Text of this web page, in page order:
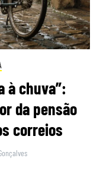
à chuva”:
da pensão
correios